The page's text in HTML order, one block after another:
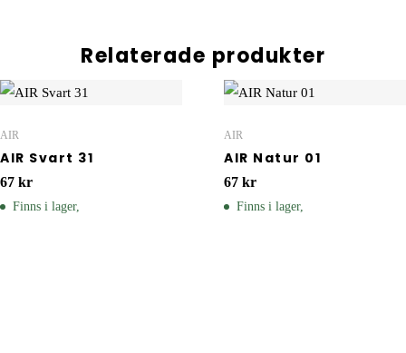
Relaterade produkter
AIR
AIR Svart 31
67 kr
Finns i lager,
AIR
AIR Natur 01
67 kr
Finns i lager,